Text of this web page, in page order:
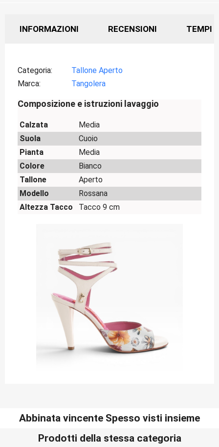
INFORMAZIONI RECENSIONI TEMPI
Categoria
Tallone Aperto
Marca
Tangolera
Composizione e istruzioni lavaggio
Calzata
Media
Suola
Cuoio
Pianta
Media
Colore
Bianco
Tallone
Aperto
Modello
Rossana
Altezza Tacco
Tacco 9 cm
Abbinata vincente Spesso visti insieme
Prodotti della stessa categoria